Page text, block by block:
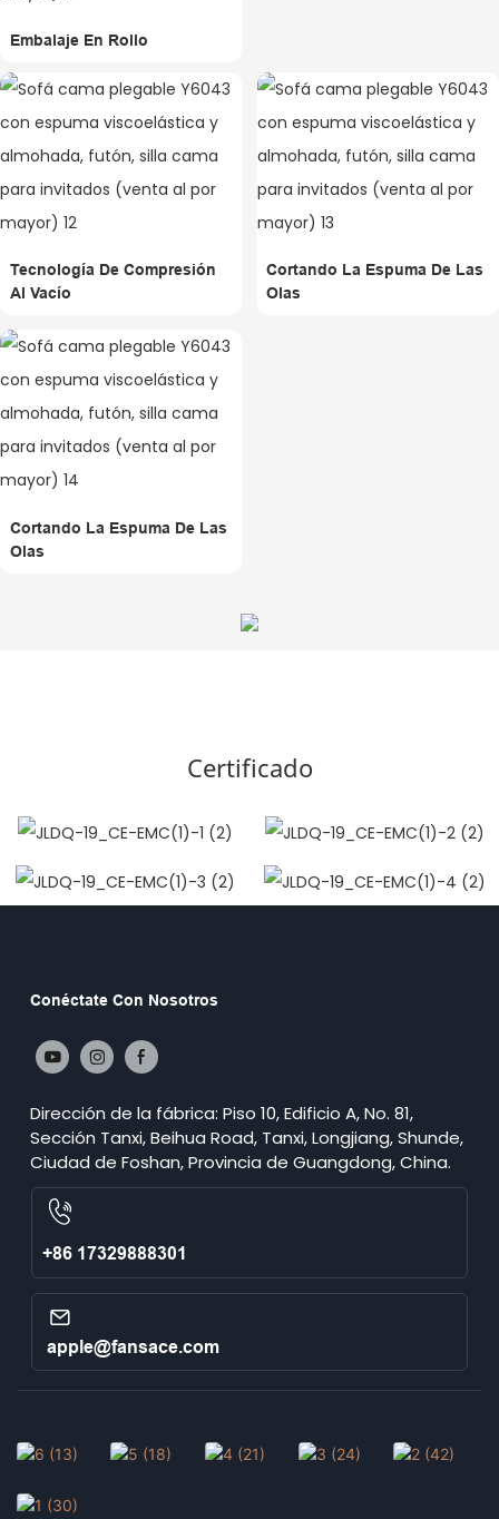
Embalaje En Rollo
Tecnología De Compresión
Al Vacío
Cortando La Espuma De Las
Olas
Cortando La Espuma De Las
Olas
Certificado
Conéctate Con Nosotros
Dirección de la fábrica: Piso 10, Edificio A, No. 81,
Sección Tanxi, Beihua Road, Tanxi, Longjiang, Shunde,
Ciudad de Foshan, Provincia de Guangdong, China.
+86 17329888301
apple@fansace.com